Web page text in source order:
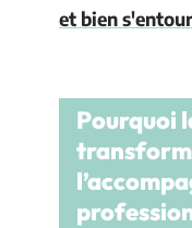
et bien
Pourquoi